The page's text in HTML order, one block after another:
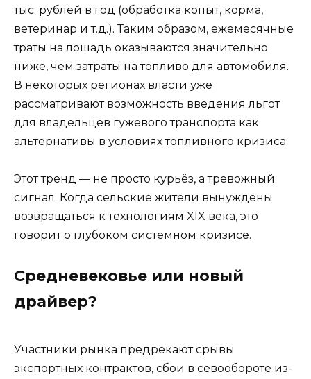
тыс. рублей в год (обработка копыт, корма,
ветеринар и т.д.). Таким образом, ежемесячные
траты на лошадь оказываются значительно
ниже, чем затраты на топливо для автомобиля.
В некоторых регионах власти уже
рассматривают возможность введения льгот
для владельцев гужевого транспорта как
альтернативы в условиях топливного кризиса.
Этот тренд — не просто курьёз, а тревожный
сигнал. Когда сельские жители вынуждены
возвращаться к технологиям XIX века, это
говорит о глубоком системном кризисе.
Средневековье или новый
драйвер?
Участники рынка предрекают срывы
экспортных контрактов, сбои в севообороте из-